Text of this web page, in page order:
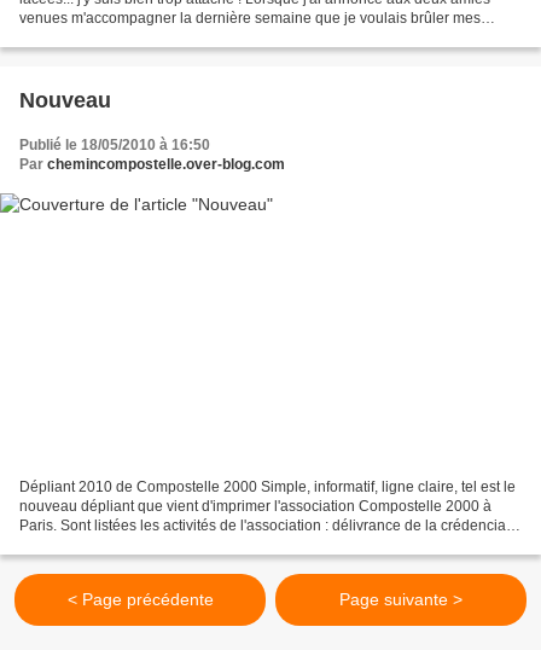
venues m'accompagner la dernière semaine que je voulais brûler mes
Nouveau
Publié le 18/05/2010 à 16:50
Par chemincompostelle.over-blog.com
Dépliant 2010 de Compostelle 2000 Simple, informatif, ligne claire, tel est le
nouveau dépliant que vient d'imprimer l'association Compostelle 2000 à
Paris. Sont listées les activités de l'association : délivrance de la crédenciale,
< Page précédente Page suivante >